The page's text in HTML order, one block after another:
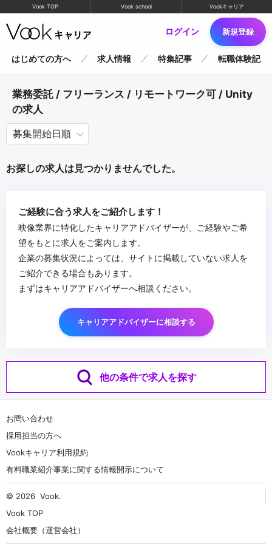
Vook TOP Vook school Vookキャリア
ログイン 新規登録
はじめての方へ 求人情報 特集記事 転職体験記
業務委託 / フリーランス / リモートワーク可 / Unity
の求人
お探しの求人は見つかりませんでした。
ご経験に合う求人をご紹介します！
映像業界に特化したキャリアアドバイザーが、ご経験やご希
望をもとに求人をご案内します。
企業の募集状況によっては、サイトに掲載していない求人を
ご紹介できる場合もあります。
まずはキャリアアドバイザーへ相談ください。
キャリアアドバイザーに相談する
他の条件で求人を探す
お問い合わせ
採用担当の方へ
Vookキャリア利用規約
有料職業紹介事業に関する情報開示について
© 2026 Vook.
Vook TOP
会社概要（運営会社）